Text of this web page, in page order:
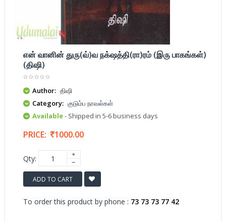
என் வானின் துரு(வ்)வ நக்‌ஷத்தி(ரா)ரம் (இரு பாகங்கள்)
(திஷி)
Author: திஷி
Category: குடும்ப நாவல்கள்
Available- Shipped in 5-6 business days
PRICE: 1000.00
Qty:
ADD TO CART
To order this product by phone : 73 73 73 77 42